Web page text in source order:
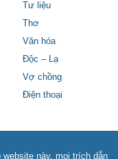
Tư liệu
Thơ
Văn hóa
Độc – Lạ
Vợ chồng
Điện thoại
này, mọi trích dẫn